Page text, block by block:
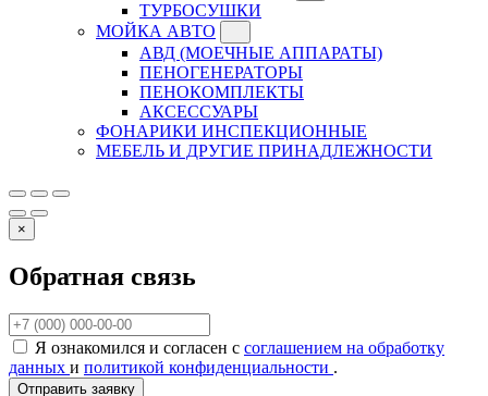
ТУРБОСУШКИ
МОЙКА АВТО
АВД (МОЕЧНЫЕ АППАРАТЫ)
ПЕНОГЕНЕРАТОРЫ
ПЕНОКОМПЛЕКТЫ
АКСЕССУАРЫ
ФОНАРИКИ ИНСПЕКЦИОННЫЕ
МЕБЕЛЬ И ДРУГИЕ ПРИНАДЛЕЖНОСТИ
×
Обратная связь
Я ознакомился и согласен с соглашением на обработку
данных и политикой конфиденциальности .
Отправить заявку